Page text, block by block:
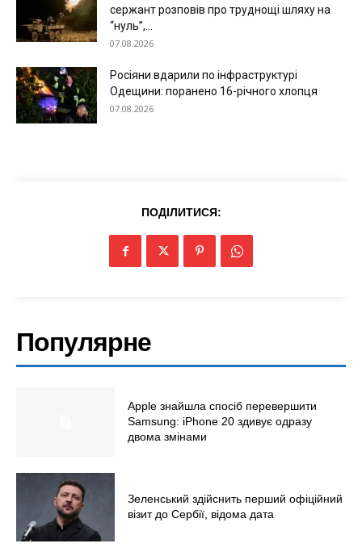
Меню
Політика
сержант розповів про труднощі шляху на
“нуль”,...
07.08.2026
Росіяни вдарили по інфраструктурі
Одещини: поранено 16-річного хлопця
07.08.2026
ПОДІЛИТИСЯ:
Популярне
Apple знайшла спосіб перевершити
Samsung: iPhone 20 здивує одразу
двома змінами
Зеленський здійснить перший офіційний
візит до Сербії, відома дата